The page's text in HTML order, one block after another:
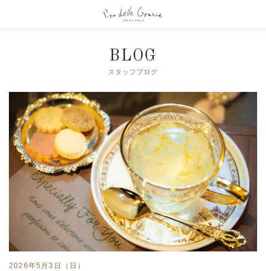
BLOG
スタッフブログ
2026年5月3日（日）